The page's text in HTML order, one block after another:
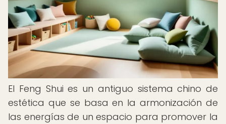
El Feng Shui es un antiguo sistema chino de
estética que se basa en la armonización de
las energías de un espacio para promover la